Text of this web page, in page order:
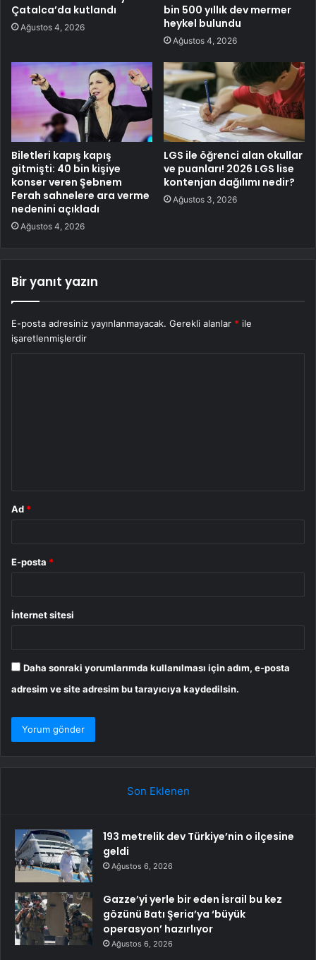
Çatalca’da kutlandı
Ağustos 4, 2026
bin 500 yıllık dev mermer
heykel bulundu
Ağustos 4, 2026
Biletleri kapış kapış
gitmişti: 40 bin kişiye
konser veren Şebnem
Ferah sahnelere ara verme
nedenini açıkladı
Ağustos 4, 2026
LGS ile öğrenci alan okullar
ve puanları! 2026 LGS lise
kontenjan dağılımı nedir?
Ağustos 3, 2026
Bir yanıt yazın
E-posta adresiniz yayınlanmayacak. Gerekli alanlar * ile
işaretlenmişlerdir
Ad *
E-posta *
İnternet sitesi
Daha sonraki yorumlarımda kullanılması için adım, e-posta
adresim ve site adresim bu tarayıcıya kaydedilsin.
Son Eklenen
193 metrelik dev Türkiye’nin o ilçesine
geldi
Ağustos 6, 2026
Gazze’yi yerle bir eden İsrail bu kez
gözünü Batı Şeria’ya ‘büyük
operasyon’ hazırlıyor
Ağustos 6, 2026